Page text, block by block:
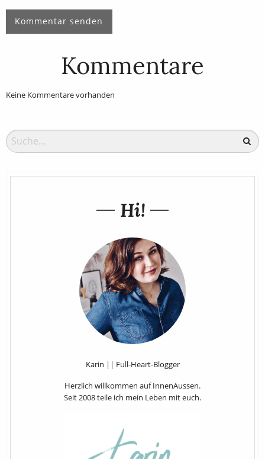
Kommentare
Keine Kommentare vorhanden
Hi!
Karin || Full-Heart-Blogger
Herzlich willkommen auf InnenAussen.
Seit 2008 teile ich mein Leben mit euch.